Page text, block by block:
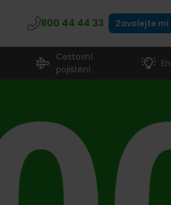
800 44 44 33 Zavolejte mi
Cestovní
pojištění